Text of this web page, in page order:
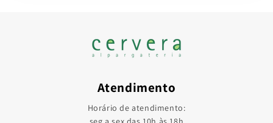
Atendimento
Horário de atendimento: